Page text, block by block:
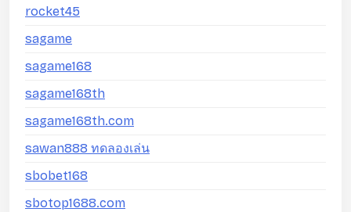
rocket45
sagame
sagame168
sagame168th
sagame168th.com
sawan888 ทดลองเล่น
sbobet168
sbotop1688.com